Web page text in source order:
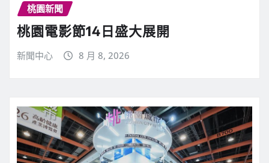
桃園新聞
桃園電影節14日盛大展開
新聞中心 8 月 8, 2026